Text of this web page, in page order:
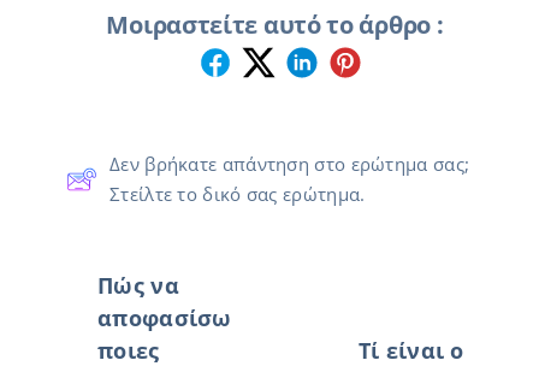
Μοιραστείτε αυτό το άρθρο :
Δεν βρήκατε απάντηση στο ερώτημα σας;
Στείλτε το δικό σας ερώτημα.
Πώς να
αποφασίσω
ποιες
Τί είναι ο